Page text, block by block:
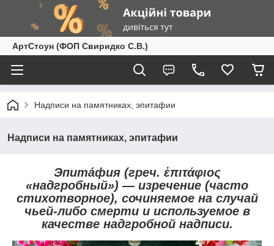
АртСтоун (ФОП Свиридко С.В.)
Надписи на памятниках, эпитафии
Надписи на памятниках, эпитафии
Эпита́фия (греч. ἐπιτάφιος
«надгробный») — изречение (часто
стихотворное), сочиняемое на случай
чьей-либо смерти и используемое в
качестве надгробной надписи.